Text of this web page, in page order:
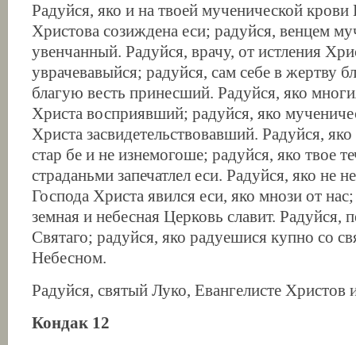
Радуйся, яко и на твоей мученической крови
Христова созиждена еси; радуйся, венцем
увенчанный. Радуйся, врачу, от истления
уврачевавыйся; радуйся, сам себе в жертву
благую весть принесший. Радуйся, яко
Христа восприявший; радуйся, яко
Христа засвидетельствовавший. Радуйся,
стар бе и не изнемогоше; радуйся, яко твое
страданьми запечатлел еси. Радуйся, яко не
Господа Христа явился еси, яко мнози от
земная и небесная Церковь славит. Радуйся,
Святаго; радуйся, яко радуешися купно со
Небесном.
Радуйся, святый Луко, Евангелисте Христов
Кондак 12